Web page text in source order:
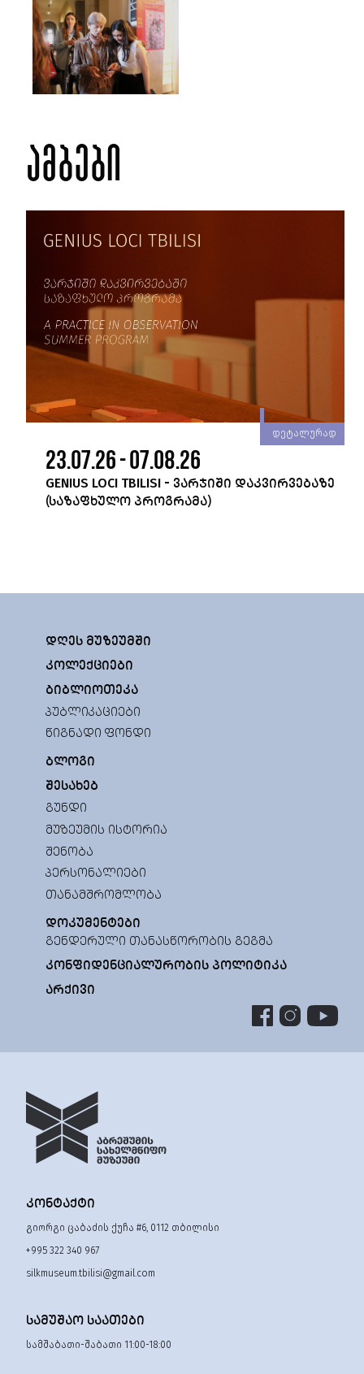
ამბები
დეტალურად
23.07.26 - 07.08.26
GENIUS LOCI TBILISI - ᲕᲐᲠᲯᲘᲨᲘ ᲓᲐᲙᲕᲘᲠᲕᲔᲑᲐᲖᲔ
(ᲡᲐᲖᲐᲤᲮᲣᲚᲝ ᲞᲠᲝᲒᲠᲐᲛᲐ)
ᲓᲦᲔᲡ ᲛᲣᲖᲔᲣᲛᲨᲘ
ᲙᲝᲚᲔᲥᲪᲘᲔᲑᲘ
ᲑᲘᲑᲚᲘᲝᲗᲔᲙᲐ
ᲞᲣᲑᲚᲘᲙᲐᲪᲘᲔᲑᲘ
ᲬᲘᲒᲜᲐᲓᲘ ᲤᲝᲜᲓᲘ
ᲑᲚᲝᲒᲘ
ᲨᲔᲡᲐᲮᲔᲑ
ᲒᲣᲜᲓᲘ
ᲛᲣᲖᲔᲣᲛᲘᲡ ᲘᲡᲢᲝᲠᲘᲐ
ᲨᲔᲜᲝᲑᲐ
ᲞᲔᲠᲡᲝᲜᲐᲚᲘᲔᲑᲘ
ᲗᲐᲜᲐᲛᲨᲠᲝᲛᲚᲝᲑᲐ
ᲓᲝᲙᲣᲛᲔᲜᲢᲔᲑᲘ
ᲒᲔᲜᲓᲔᲠᲣᲚᲘ ᲗᲐᲜᲐᲡᲬᲝᲠᲝᲑᲘᲡ ᲒᲔᲒᲛᲐ
ᲙᲝᲜᲤᲘᲓᲔᲜᲪᲘᲐᲚᲣᲠᲝᲑᲘᲡ ᲞᲝᲚᲘᲢᲘᲙᲐ
ᲐᲠᲥᲘᲕᲘ
ᲙᲝᲜᲢᲐᲥᲢᲘ
გიორგი ცაბაძის ქუჩა #6, 0112 თბილისი
+995 322 340 967
silkmuseum.tbilisi@gmail.com
ᲡᲐᲛᲣᲨᲐᲝ ᲡᲐᲐᲗᲔᲑᲘ
სამშაბათი-შაბათი 11:00-18:00